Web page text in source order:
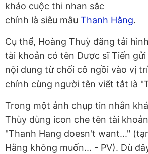
khảo cuộc thi nhan sắc
chính là siêu mẫu Thanh Hằng.
Cụ thể, Hoàng Thuỳ đăng tải
tài khoản có tên Dược sĩ Tiến
nội dung từ chối cô ngồi vào vị
chính cùng người tên viết tắt là
Trong một ảnh chụp tin nhắn
Thùy dùng icon che tên tài
"Thanh Hang doesn't want..."
Hằng không muốn... - PV). Dù